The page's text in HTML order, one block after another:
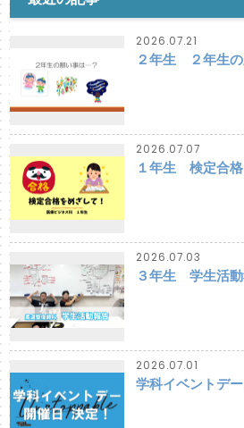
2026.07.21
２年生 ２年生の
2026.07.07
１年生 検定合格
2026.07.03
３年生 学生活
2026.07.01
学科イベントデ